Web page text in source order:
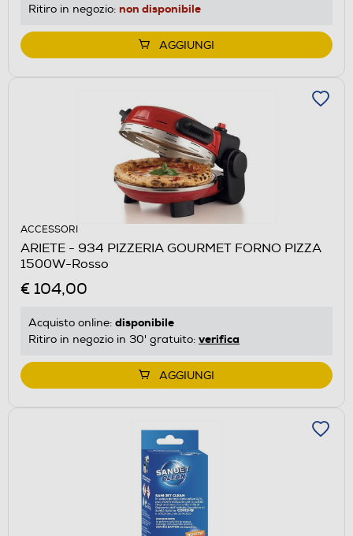
Ritiro in negozio: non disponibile
AGGIUNGI
ACCESSORI
ARIETE - 934 PIZZERIA GOURMET FORNO PIZZA
1500W-Rosso
€ 104,00
Acquisto online: disponibile
Ritiro in negozio in 30' gratuito: verifica
AGGIUNGI